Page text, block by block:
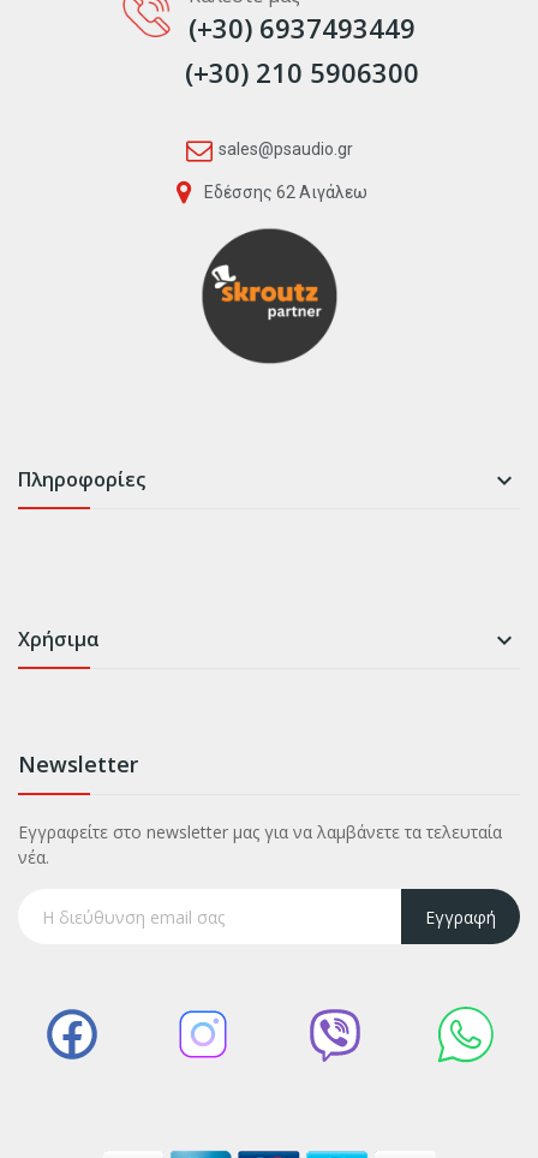
(+30) 6937493449
(+30) 210 5906300
sales@psaudio.gr
Εδέσσης 62 Αιγάλεω
Πληροφορίες 
Χρήσιμα 
Newsletter
Εγγραφείτε στο newsletter μας για να λαμβάνετε τα τελευταία
νέα.
Εγγραφή